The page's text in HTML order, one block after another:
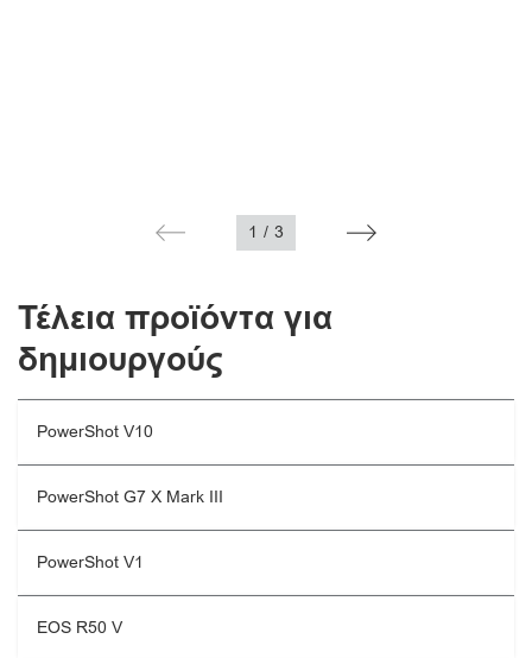
1 / 3
Τέλεια προϊόντα για
δημιουργούς
PowerShot V10
PowerShot G7 X Mark III
PowerShot V1
EOS R50 V